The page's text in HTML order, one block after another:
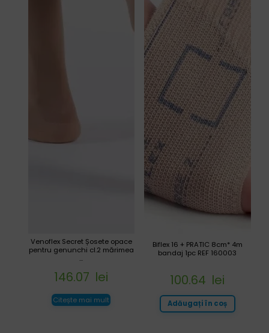
Biflex 16 + PRATIC 8cm* 4m
bandaj 1pc REF 160003
100.64 lei
Adăugați în coș
Venoflex Secret Șosete opace
pentru genunchi cl.2 mărimea
...
146.07 lei
Citește mai mult